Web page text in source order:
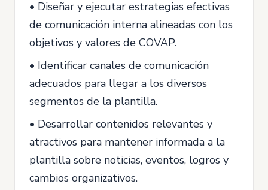
• Diseñar y ejecutar estrategias efectivas
de comunicación interna alineadas con los
objetivos y valores de COVAP.
• Identificar canales de comunicación
adecuados para llegar a los diversos
segmentos de la plantilla.
• Desarrollar contenidos relevantes y
atractivos para mantener informada a la
plantilla sobre noticias, eventos, logros y
cambios organizativos.